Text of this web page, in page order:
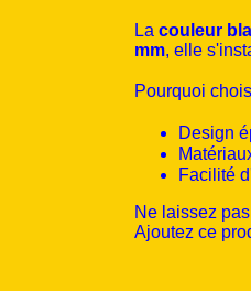
La couleur
mm, elle
Pourquoi
Design
Facilité
Ne laissez
Ajoutez ce